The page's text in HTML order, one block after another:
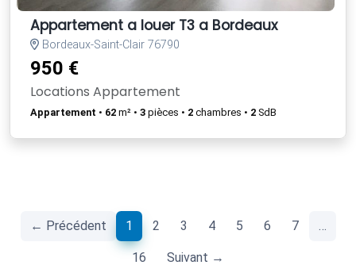
Appartement a louer T3 a Bordeaux
Bordeaux-Saint-Clair 76790
950 €
Locations Appartement
Appartement • 62 m² • 3 pièces • 2 chambres • 2 SdB
← Précédent 1 (current)
2 3 4 5 6 7 …
16 Suivant →